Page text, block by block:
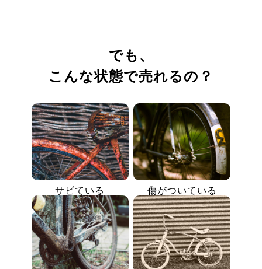
でも、
こんな状態で売れるの？
サビている 傷がついている